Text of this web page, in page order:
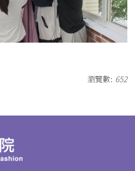
瀏覽數: 652